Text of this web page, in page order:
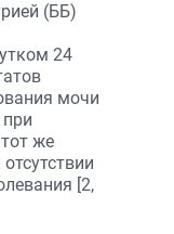
(ББ)
24
мочи
же
[2,